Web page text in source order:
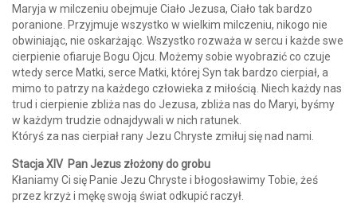
Maryja w milczeniu obejmuje Ciało Jezusa, Ciało tak bardzo
poranione. Przyjmuje wszystko w wielkim milczeniu, nikogo nie
obwiniając, nie oskarżając. Wszystko rozważa w sercu i każde swe
cierpienie ofiaruje Bogu Ojcu. Możemy sobie wyobrazić co czuje
wtedy serce Matki, serce Matki, której Syn tak bardzo cierpiał, a
mimo to patrzy na każdego człowieka z miłością. Niech każdy nas
trud i cierpienie zbliża nas do Jezusa, zbliża nas do Maryi, byśmy
w każdym trudzie odnajdywali w nich ratunek.
Któryś za nas cierpiał rany Jezu Chryste zmiłuj się nad nami.
Stacja XIV Pan Jezus złożony do grobu
Kłaniamy Ci się Panie Jezu Chryste i błogosławimy Tobie, żeś
przez krzyż i mękę swoją świat odkupić raczył.